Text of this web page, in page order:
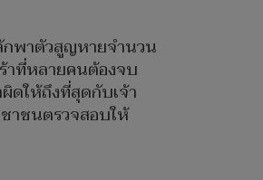
กพาตัวสูญหายจำนวน
าที่หลายคนต้องจบ
ดให้ถึงที่สุดกับเจ้า
าชนตรวจสอบให้